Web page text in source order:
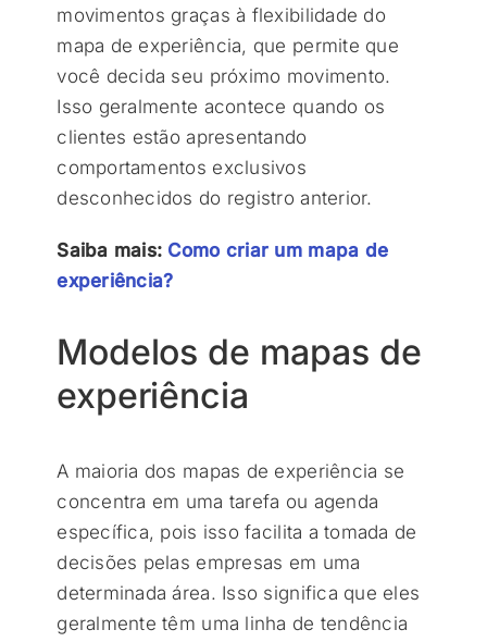
movimentos graças à flexibilidade do
mapa de experiência, que permite que
você decida seu próximo movimento.
Isso geralmente acontece quando os
clientes estão apresentando
comportamentos exclusivos
desconhecidos do registro anterior.
Saiba mais: Como criar um mapa de
experiência?
Modelos de mapas de
experiência
A maioria dos mapas de experiência se
concentra em uma tarefa ou agenda
específica, pois isso facilita a tomada de
decisões pelas empresas em uma
determinada área. Isso significa que eles
geralmente têm uma linha de tendência